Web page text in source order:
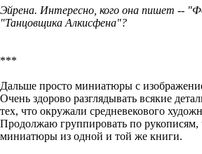
Эйрена. Интересно, кого она пишет --
"Танцовщика Алкисфена"?
***
Дальше просто миниатюры с
Очень здорово разглядывать всякие
тех, что окружали средневекового
Продолжаю группировать по
миниатюры из одной и той же книги.